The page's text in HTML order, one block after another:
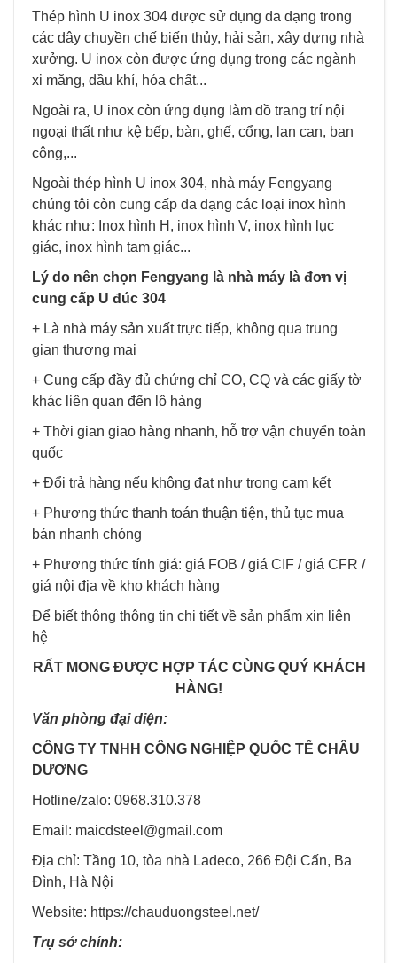
Thép hình U inox 304 được sử dụng đa dạng trong
các dây chuyền chế biến thủy, hải sản, xây dựng nhà
xưởng. U inox còn được ứng dụng trong các ngành
xi măng, dầu khí, hóa chất...
Ngoài ra, U inox còn ứng dụng làm đồ trang trí nội
ngoại thất như kệ bếp, bàn, ghế, cổng, lan can, ban
công,...
Ngoài thép hình U inox 304, nhà máy Fengyang
chúng tôi còn cung cấp đa dạng các loại inox hình
khác như: Inox hình H, inox hình V, inox hình lục
giác, inox hình tam giác...
Lý do nên chọn Fengyang là nhà máy là đơn vị
cung cấp U đúc 304
+ Là nhà máy sản xuất trực tiếp, không qua trung
gian thương mại
+ Cung cấp đầy đủ chứng chỉ CO, CQ và các giấy tờ
khác liên quan đến lô hàng
+ Thời gian giao hàng nhanh, hỗ trợ vận chuyển toàn
quốc
+ Đổi trả hàng nếu không đạt như trong cam kết
+ Phương thức thanh toán thuận tiện, thủ tục mua
bán nhanh chóng
+ Phương thức tính giá: giá FOB / giá CIF / giá CFR /
giá nội địa về kho khách hàng
Để biết thông thông tin chi tiết về sản phẩm xin liên
hệ
RẤT MONG ĐƯỢC HỢP TÁC CÙNG QUÝ KHÁCH
HÀNG!
Văn phòng đại diện:
CÔNG TY TNHH CÔNG NGHIỆP QUỐC TẾ CHÂU
DƯƠNG
Hotline/zalo: 0968.310.378
Email: maicdsteel@gmail.com
Địa chỉ: Tầng 10, tòa nhà Ladeco, 266 Đội Cấn, Ba
Đình, Hà Nội
Website: https://chauduongsteel.net/
Trụ sở chính: